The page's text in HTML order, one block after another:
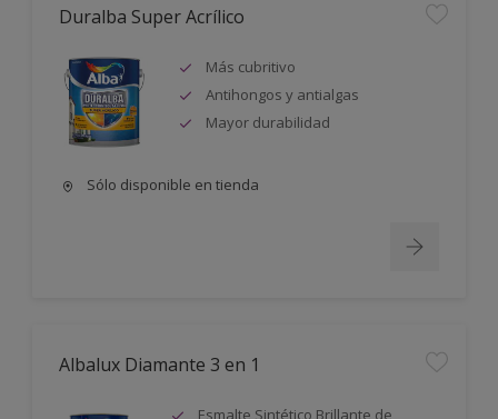
Duralba Super Acrílico
Más cubritivo
Antihongos y antialgas
Mayor durabilidad
Sólo disponible en tienda
Albalux Diamante 3 en 1
Esmalte Sintético Brillante de